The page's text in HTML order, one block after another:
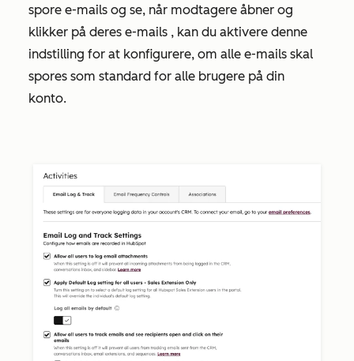
spore e-mails og se, når modtagere åbner og
klikker på deres e-mails , kan du aktivere denne
indstilling for at konfigurere, om alle e-mails skal
spores som standard for alle brugere på din
konto.